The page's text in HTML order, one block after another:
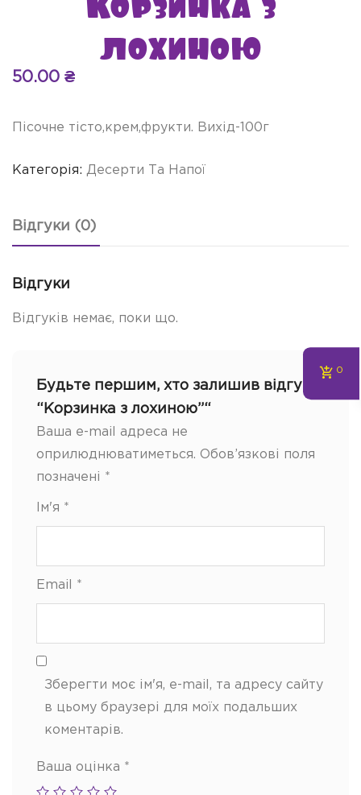
лохиною
50.00 ₴
Пісочне тісто,крем,фрукти. Вихід-100г
Категорія: Десерти Та Напої
Відгуки (0)
Відгуки
Відгуків немає, поки що.
Будьте першим, хто залишив відгук
“Корзинка з лохиною”“
Ваша e-mail адреса не
оприлюднюватиметься. Обов’язкові поля
позначені *
Ім'я *
Email *
Зберегти моє ім'я, e-mail, та адресу сайту
в цьому браузері для моїх подальших
коментарів.
Ваша оцінка *
0